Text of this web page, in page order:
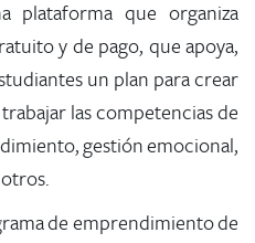
plataforma que organiza
y de pago, que apoya,
un plan para crear
las competencias de
gestión emocional,
de emprendimiento de